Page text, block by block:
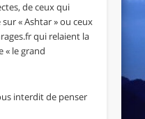
de ceux qui
« Ashtar » ou ceux
qui relaient la
« le grand
interdit de penser